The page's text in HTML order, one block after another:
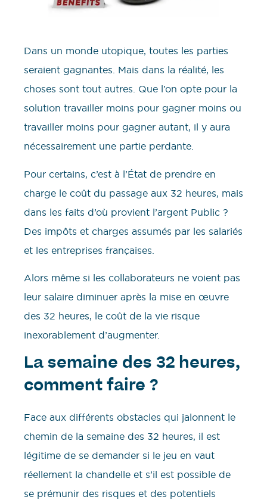
Dans un monde utopique, toutes les parties
seraient gagnantes. Mais dans la réalité, les
choses sont tout autres. Que l’on opte pour la
solution travailler moins pour gagner moins ou
travailler moins pour gagner autant, il y aura
nécessairement une partie perdante.
Pour certains, c’est à l’État de prendre en
charge le coût du passage aux 32 heures, mais
dans les faits d’où provient l’argent Public ?
Des impôts et charges assumés par les salariés
et les entreprises françaises.
Alors même si les collaborateurs ne voient pas
leur salaire diminuer après la mise en œuvre
des 32 heures, le coût de la vie risque
inexorablement d’augmenter.
La semaine des 32 heures,
comment faire ?
Face aux différents obstacles qui jalonnent le
chemin de la semaine des 32 heures, il est
légitime de se demander si le jeu en vaut
réellement la chandelle et s’il est possible de
se prémunir des risques et des potentiels